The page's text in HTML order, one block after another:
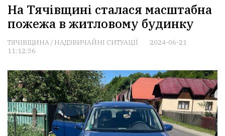
На Тячівщині сталася масштабна
пожежа в житловому будинку
ТЯЧІВЩИНА/ НАДЗВИЧАЙНІ СИТУАЦІЇ
2024-06-21
11:12:36